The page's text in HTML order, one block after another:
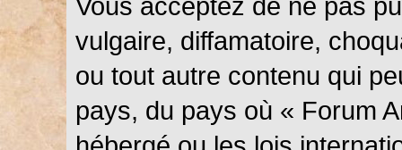
vulgaire, diffamatoire,
ou tout autre contenu qui
pays, du pays où « Forum